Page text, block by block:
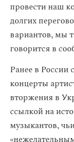
провести наш
долгих
вариантов, мы
говорится в
Ранее в России
концерты
вторжения в
ссылкой на
музыкантов,